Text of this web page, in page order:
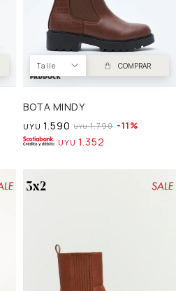
Talle COMPRAR
BOTA MINDY
UYU 1.590 UYU 1.790 11
UYU 1.352